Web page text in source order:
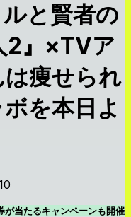
ルと賢者の
2』×TVア
痩せられ
を本日よ
当たるキャンペーンも開催